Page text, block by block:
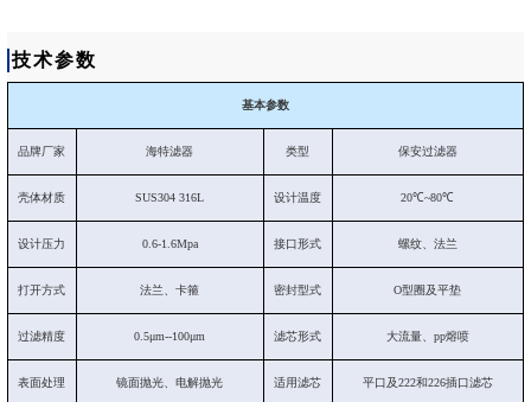
技术参数
基本参数
品牌厂家 海特滤器 类型 保安过滤器
壳体材质 SUS304 316L 设计温度 20℃~80℃
设计压力 0.6-1.6Mpa 接口形式 螺纹、法兰
打开方式 法兰、卡箍 密封型式 O型圈及平垫
过滤精度 0.5μm--100μm 滤芯形式 大流量、pp熔喷
表面处理 镜面抛光、电解抛光 适用滤芯 平口及222和226插口滤芯